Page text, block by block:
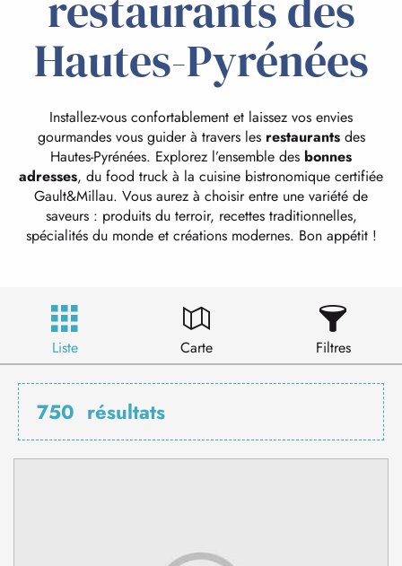
Hautes-Pyrénées
Installez-vous confortablement et laissez vos envies
gourmandes vous guider à travers les restaurantsdes
Hautes-Pyrénées. Explorez l’ensemble des bonnes
adresses, du food truck à la cuisine bistronomique certifiée
Gault&Millau. Vous aurez à choisir entre une variété de
saveurs : produits du terroir, recettes traditionnelles,
spécialités du monde et créations modernes. Bon appétit !
Liste Carte Filtres
750 résultats